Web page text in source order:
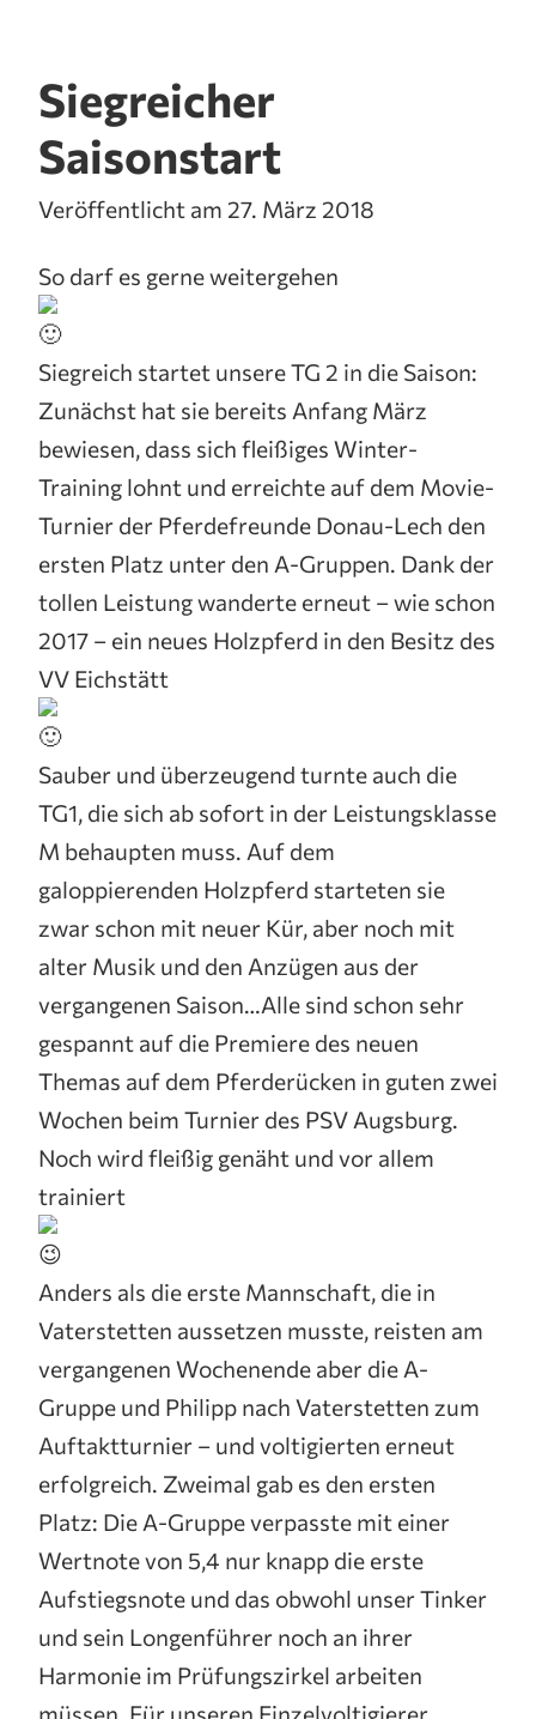
Siegreicher
Saisonstart
Veröffentlicht am 27. März 2018
So darf es gerne weitergehen
Siegreich startet unsere TG 2 in die Saison:
Zunächst hat sie bereits Anfang März
bewiesen, dass sich fleißiges Winter-
Training lohnt und erreichte auf dem Movie-
Turnier der Pferdefreunde Donau-Lech den
ersten Platz unter den A-Gruppen. Dank der
tollen Leistung wanderte erneut – wie schon
2017 – ein neues Holzpferd in den Besitz des
VV Eichstätt
Sauber und überzeugend turnte auch die
TG1, die sich ab sofort in der Leistungsklasse
M behaupten muss. Auf dem
galoppierenden Holzpferd starteten sie
zwar schon mit neuer Kür, aber noch mit
alter Musik und den Anzügen aus der
vergangenen Saison…Alle sind schon sehr
gespannt auf die Premiere des neuen
Themas auf dem Pferderücken in guten zwei
Wochen beim Turnier des PSV Augsburg.
Noch wird fleißig genäht und vor allem
trainiert
Anders als die erste Mannschaft, die in
Vaterstetten aussetzen musste, reisten am
vergangenen Wochenende aber die A-
Gruppe und Philipp nach Vaterstetten zum
Auftaktturnier – und voltigierten erneut
erfolgreich. Zweimal gab es den ersten
Platz: Die A-Gruppe verpasste mit einer
Wertnote von 5,4 nur knapp die erste
Aufstiegsnote und das obwohl unser Tinker
und sein Longenführer noch an ihrer
Harmonie im Prüfungszirkel arbeiten
müssen. Für unseren Einzelvoltigierer